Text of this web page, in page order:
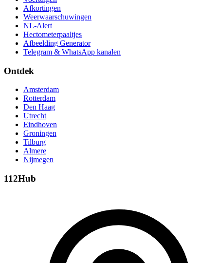
Afkortingen
Weerwaarschuwingen
NL-Alert
Hectometerpaaltjes
Afbeelding Generator
Telegram & WhatsApp kanalen
Ontdek
Amsterdam
Rotterdam
Den Haag
Utrecht
Eindhoven
Groningen
Tilburg
Almere
Nijmegen
112Hub